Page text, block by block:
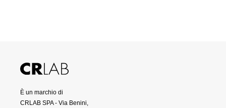
È un marchio di
CRLAB SPA - Via Benini,